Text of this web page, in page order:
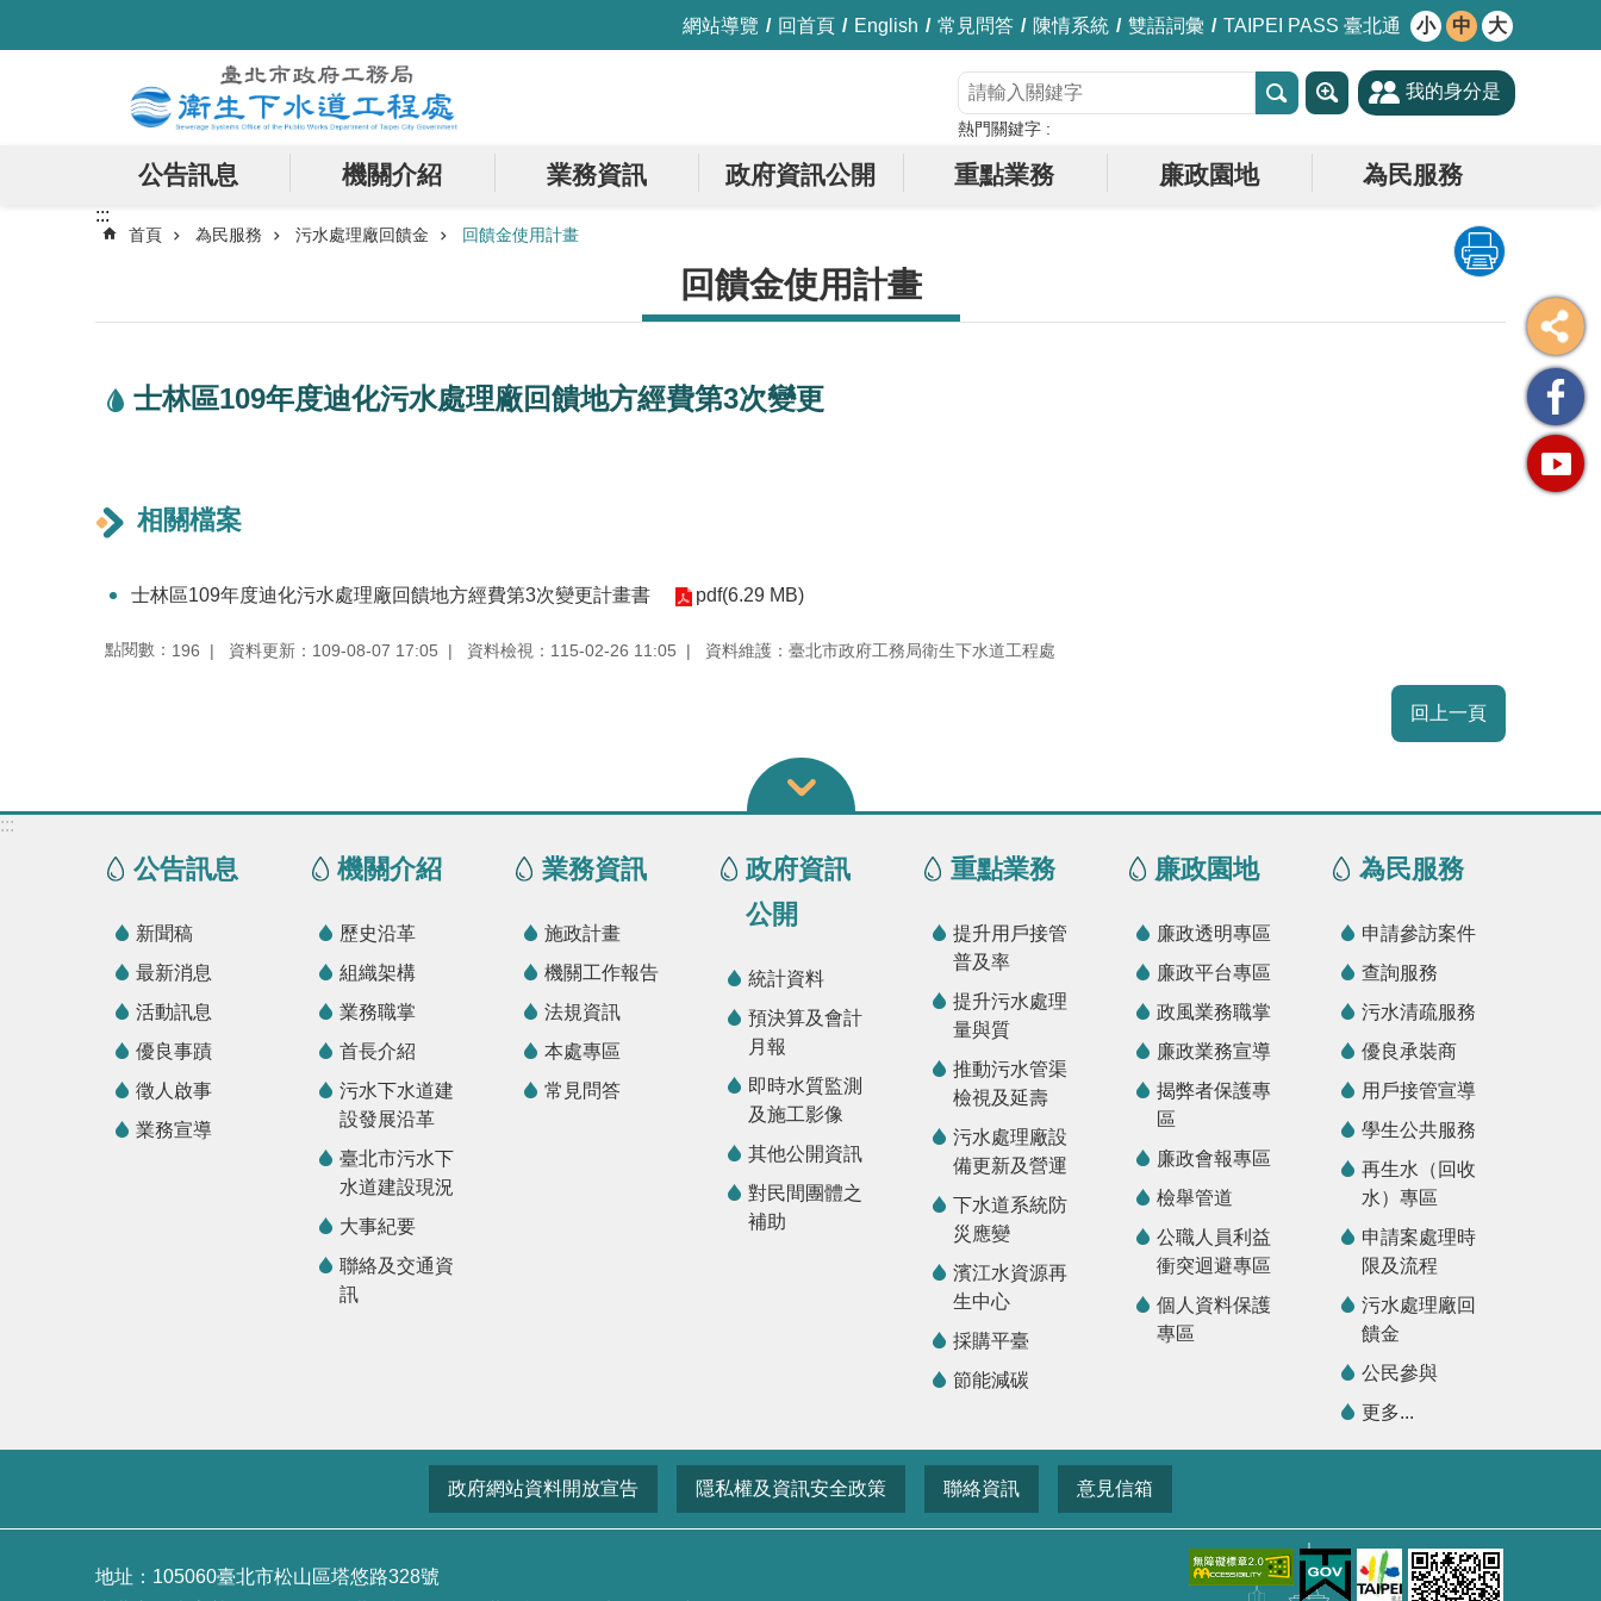
網站導覽 回首頁 English 常見問答 陳情系統 雙語詞彙 TAIPEI PASS 臺北通 小 中 大
熱門關鍵字
我的身分是
公告訊息 機關介紹 業務資訊 政府資訊公開 重點業務 廉政園地 為民服務
:::
首頁 為民服務 污水處理廠回饋金 回饋金使用計畫
回饋金使用計畫
士林區109年度迪化污水處理廠回饋地方經費第3次變更
相關檔案
士林區109年度迪化污水處理廠回饋地方經費第3次變更計畫書 pdf(6.29 MB)
點閱數： 196 資料更新：109-08-07 17:05 資料檢視：115-02-26 11:05 資料維護：臺北市政府工務局衛生下水道工程處
回上一頁
:::
公告訊息
新聞稿
最新消息
活動訊息
優良事蹟
徵人啟事
業務宣導
機關介紹
歷史沿革
組織架構
業務職掌
首長介紹
污水下水道建
設發展沿革
臺北市污水下
水道建設現況
大事紀要
聯絡及交通資
訊
業務資訊
施政計畫
機關工作報告
法規資訊
本處專區
常見問答
政府資訊
公開
統計資料
預決算及會計
月報
即時水質監測
及施工影像
其他公開資訊
對民間團體之
補助
重點業務
提升用戶接管
普及率
提升污水處理
量與質
推動污水管渠
檢視及延壽
污水處理廠設
備更新及營運
下水道系統防
災應變
濱江水資源再
生中心
採購平臺
節能減碳
廉政園地
廉政透明專區
廉政平台專區
政風業務職掌
廉政業務宣導
揭弊者保護專
區
廉政會報專區
檢舉管道
公職人員利益
衝突迴避專區
個人資料保護
專區
為民服務
申請參訪案件
查詢服務
污水清疏服務
優良承裝商
用戶接管宣導
學生公共服務
再生水（回收
水）專區
申請案處理時
限及流程
污水處理廠回
饋金
公民參與
更多...
政府網站資料開放宣告 隱私權及資訊安全政策 聯絡資訊 意見信箱
地址：105060臺北市松山區塔悠路328號